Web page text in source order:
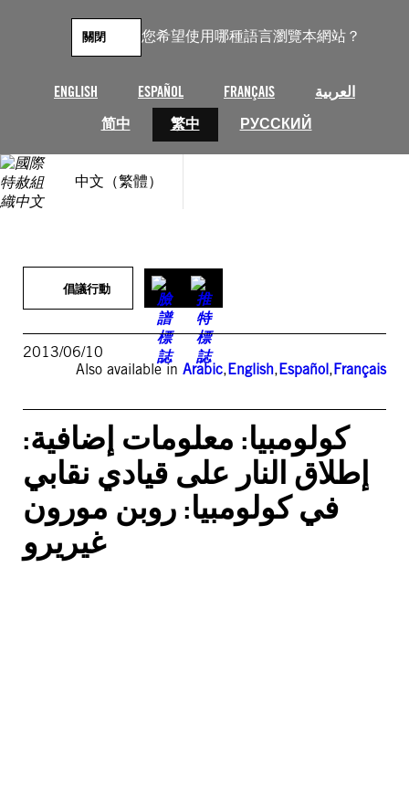
您希望使用哪種語言瀏覽本網站？
ENGLISH ESPAÑOL FRANÇAIS
العربية
简中
繁中 РУССКИЙ
關閉
中文（繁體）
倡議行動
2013/06/10
Also available in Arabic,English,Español,Français
كولومبيا: معلومات إضافية:
إطلاق النار على قيادي نقابي
في كولومبيا: روبن مورون
غيريرو